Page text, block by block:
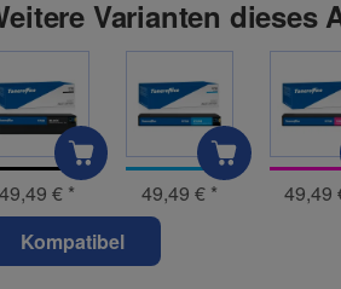
Varianten dieses
49,49 € * 49,49 € * 49,49
Kompatibel